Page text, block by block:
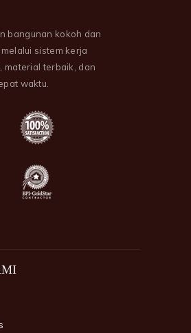
bangunan kokoh dan
sistem kerja
material terbaik, dan
waktu.